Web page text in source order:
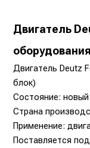
Двигатель
оборудования
Двигатель Deutz
блок)
Состояние: новый
Страна
Применение:
Поставляется